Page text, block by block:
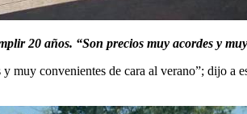
20 años. “Son precios muy acordes y
muy convenientes de cara al verano”; dijo a